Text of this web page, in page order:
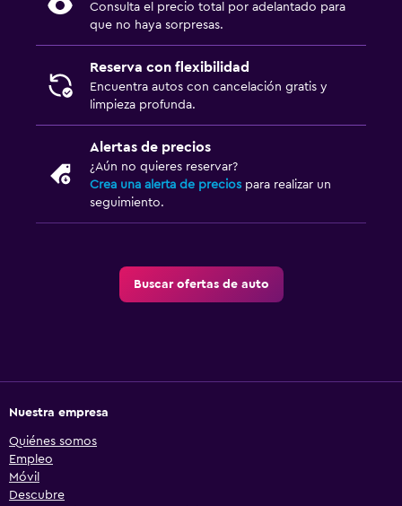
Consulta el precio total por adelantado para
que no haya sorpresas.
Reserva con flexibilidad
Encuentra autos con cancelación gratis y
limpieza profunda.
Alertas de precios
¿Aún no quieres reservar?
Crea una alerta de precios para realizar un
seguimiento.
Buscar ofertas de auto
Nuestra empresa
Quiénes somos
Empleo
Móvil
Descubre